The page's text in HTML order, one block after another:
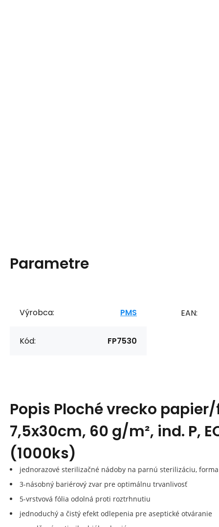
Parametre
Výrobca: PMS
Kód: FP7530
EAN:
Popis Ploché vrecko
7,5x30cm, 60 g/m², ind. P,
(1000ks)
jednorazové sterilizačné nádoby na parnú sterilizáciu,
3-násobný bariérový zvar pre optimálnu trvanlivosť
5-vrstvová fólia odolná proti roztrhnutiu
jednoduchý a čistý efekt odlepenia pre aseptické otváranie